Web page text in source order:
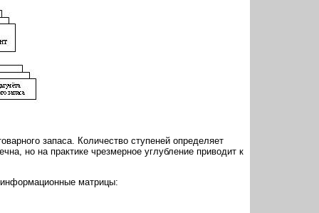
запаса. Количество ступеней определяет
но на практике чрезмерное углубление приводит к
матрицы: